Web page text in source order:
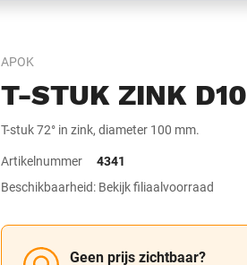
APOK
T-STUK ZINK
T-stuk 72° in zink, diameter 100 mm.
Artikelnummer
4341
Beschikbaarheid: Bekijk filiaalvoorraad
Geen prijs zichtbaar?